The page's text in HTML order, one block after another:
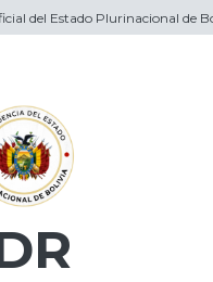
del Estado Plurinacional de